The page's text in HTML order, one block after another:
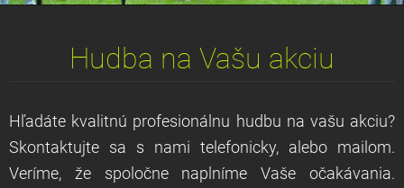
Hudba na Vašu akciu
Hľadáte kvalitnú profesionálnu hudbu na vašu akciu?
Skontaktujte sa s nami telefonicky, alebo mailom.
Veríme, že spoločne naplníme Vaše očakávania.